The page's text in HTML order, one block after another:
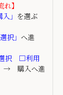
】
」 を選ぶ
択」 へ進
選択 □利用
→ 購入へ進